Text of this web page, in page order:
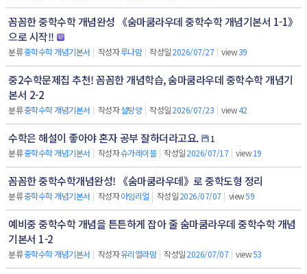
꼼꼼한 중학수학 개념완성 《숨마쿰라우데 중학수학 개념기본서 1-1》
으로 시작!!
분류중학수학 개념기본서 | 작성자루나맘 | 작성일2026/07/27 | view39
중2수학문제집 추천! 꼼꼼한 개념학습, 숨마쿰라우데 중학수학 개념기
본서 2-2
분류중학수학 개념기본서 | 작성자설탕양 | 작성일2026/07/23 | view42
수학은 해설이 좋아야 혼자 공부 잘하더라고요.
1
분류중학수학 개념기본서 | 작성자슈가레이블 | 작성일2026/07/17 | view19
꼼꼼한 중학수학개념완성! 《숨마쿰라우데》로 중학도형 정리
분류중학수학 개념기본서 | 작성자아임리얼 | 작성일2026/07/07 | view59
예비중 중학수학 개념을 튼튼하게 잡아 줄 숨마쿰라우데 중학수학 개념
기본서 1-2
분류중학수학 개념기본서 | 작성자유리엘라맘 | 작성일2026/07/07 | view53